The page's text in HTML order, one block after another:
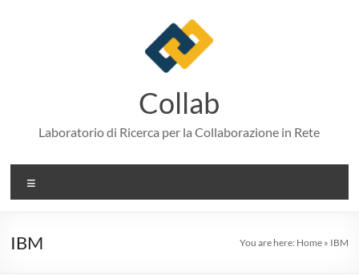
Collab
Laboratorio di Ricerca per la Collaborazione in Rete
IBM You are here: Home» IBM